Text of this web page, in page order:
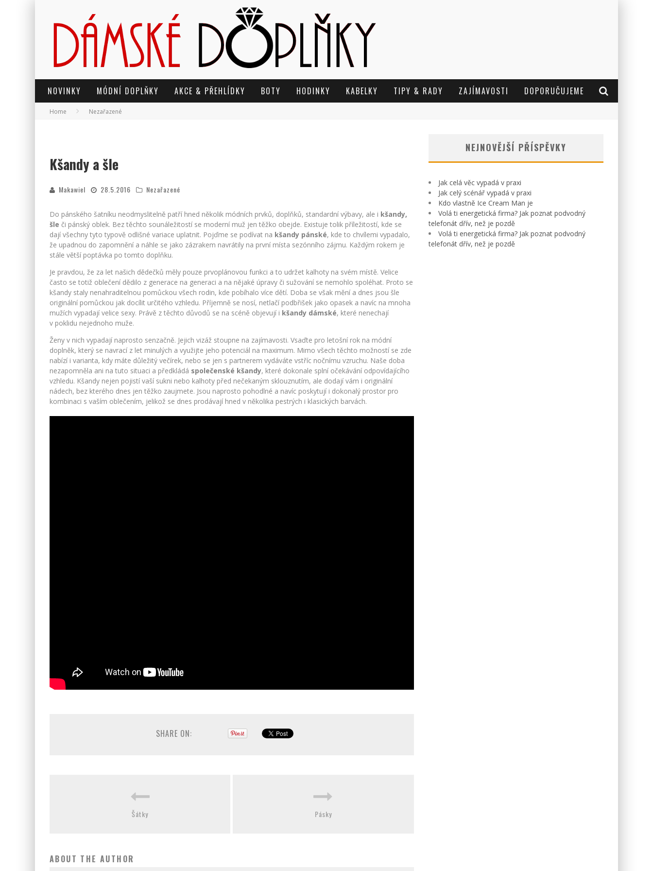
NOVINKY MÓDNÍ DOPLŇKY AKCE & PŘEHLÍDKY BOTY HODINKY KABELKY TIPY & RADY ZAJÍMAVOSTI DOPORUČUJEME
Home Nezařazené
Kšandy a šle
Makawiel 28.5.2016 Nezařazené
Do pánského šatníku neodmyslitelně patří hned několik módních prvků, doplňků, standardní výbavy, ale i kšandy,
šle či pánský oblek. Bez těchto sounáležitostí se moderní muž jen těžko obejde. Existuje tolik příležitostí, kde se
dají všechny tyto typově odlišné variace uplatnit. Pojďme se podívat na kšandy pánské, kde to chvílemi vypadalo,
že upadnou do zapomnění a náhle se jako zázrakem navrátily na první místa sezónního zájmu. Každým rokem je
stále větší poptávka po tomto doplňku.
Je pravdou, že za let našich dědečků měly pouze prvoplánovou funkci a to udržet kalhoty na svém místě. Velice
často se totiž oblečení dědilo z generace na generaci a na nějaké úpravy či sužování se nemohlo spoléhat. Proto se
kšandy staly nenahraditelnou pomůckou všech rodin, kde pobíhalo více dětí. Doba se však mění a dnes jsou šle
originální pomůckou jak docílit určitého vzhledu. Příjemně se nosí, netlačí podbřišek jako opasek a navíc na mnoha
mužích vypadají velice sexy. Právě z těchto důvodů se na scéně objevují i kšandy dámské, které nenechají
v poklidu nejednoho muže.
Ženy v nich vypadají naprosto senzačně. Jejich vizáž stoupne na zajímavosti. Vsaďte pro letošní rok na módní
doplněk, který se navrací z let minulých a využijte jeho potenciál na maximum. Mimo všech těchto možností se zde
nabízí i varianta, kdy máte důležitý večírek, nebo se jen s partnerem vydáváte vstříc nočnímu vzruchu. Naše doba
nezapomněla ani na tuto situaci a předkládá společenské kšandy, které dokonale splní očekávání odpovídajícího
vzhledu. Kšandy nejen pojistí vaší sukni nebo kalhoty před nečekaným sklouznutím, ale dodají vám i originální
nádech, bez kterého dnes jen těžko zaujmete. Jsou naprosto pohodlné a navíc poskytují i dokonalý prostor pro
kombinaci s vaším oblečením, jelikož se dnes prodávají hned v několika pestrých i klasických barvách.
SHARE ON:
Šátky Pásky
ABOUT THE AUTHOR
NEJNOVĚJŠÍ PŘÍSPĚVKY
Jak celá věc vypadá v praxi
Jak celý scénář vypadá v praxi
Kdo vlastně Ice Cream Man je
Volá ti energetická firma? Jak poznat podvodný
telefonát dřív, než je pozdě
Volá ti energetická firma? Jak poznat podvodný
telefonát dřív, než je pozdě